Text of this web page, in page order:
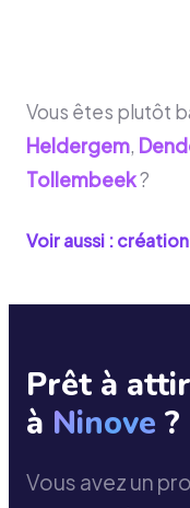
Vous êtes plutôt
Heldergem,
Tollembeek?
Voir aussi :
Prêt à
à Ninove ?
Vous avez un